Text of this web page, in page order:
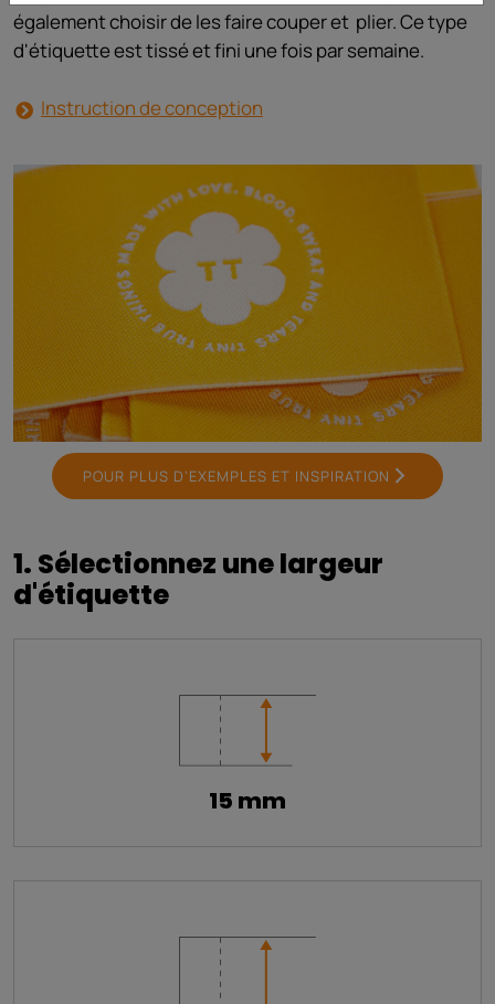
également choisir de les faire couper et plier.Ce type
d'étiquette est tissé et fini une fois par semaine.
Instruction de conception
POUR PLUS D’EXEMPLES ET INSPIRATION
1. Sélectionnez une largeur
d'étiquette
15 mm